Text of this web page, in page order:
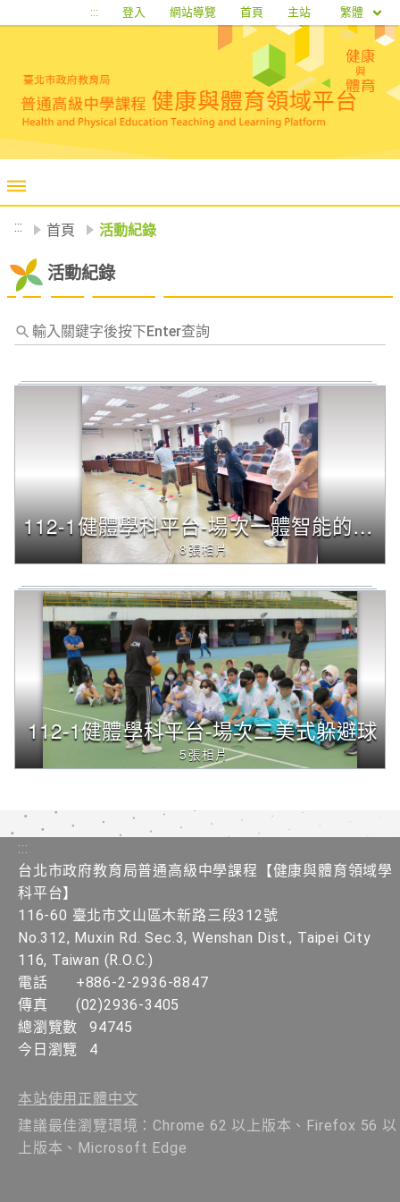
移至網頁之主要內容區位置
::: 登入 網站導覽 首頁 主站 繁體
::: 首頁 活動紀錄
活動紀錄
輸
入
Enter
查
詢，
下
112-1健體學科平台-場次一體智能的概念與介紹
8張相片
112-1健體學科平台-場次二美式躲避球
5張相片
:::
台北市政府教育局普通高級中學課程​【健康與體育領域學
科平台】
116-60 臺北市文山區木新路三段312號
No.312, Muxin Rd. Sec.3, Wenshan Dist., Taipei City
116, Taiwan (R.O.C.)
電話
+886-2-2936-8847
傳真
(02)2936-3405
總瀏覽數
94745
今日瀏覽
4
本站使用正體中文
建議最佳瀏覽環境：Chrome 62 以上版本、Firefox 56 以
上版本、Microsoft Edge